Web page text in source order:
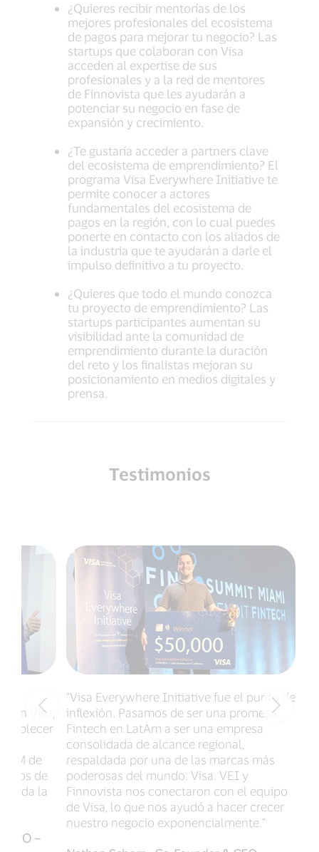
¿Quieres recibir mentorías de los
mejores profesionales del ecosistema
de pagos para mejorar tu negocio? Las
startups que colaboran con Visa
acceden al expertise de sus
profesionales y a la red de mentores
de Finnovista que les ayudarán a
potenciar su negocio en fase de
expansión y crecimiento.
¿Te gustaría acceder a partners clave
del ecosistema de emprendimiento? El
programa Visa Everywhere Initiative te
permite conocer a actores
fundamentales del ecosistema de
pagos en la región, con lo cual puedes
ponerte en contacto con los aliados de
la industria que te ayudarán a darle el
impulso definitivo a tu proyecto.
¿Quieres que todo el mundo conozca
tu proyecto de emprendimiento? Las
startups participantes aumentan su
visibilidad ante la comunidad de
emprendimiento durante la duración
del reto y los finalistas mejoran su
posicionamiento en medios digitales y
prensa.
Testimonios
Visa,
de
de
toda la
CPO –
"Visa Everywhere Initiative fue el punto de
inflexión. Pasamos de ser una promesa
Fintech en LatAm a ser una empresa
consolidada de alcance regional,
respaldada por una de las marcas más
poderosas del mundo: Visa. VEI y
Finnovista nos conectaron con el equipo
de Visa, lo que nos ayudó a hacer crecer
nuestro negocio exponencialmente."